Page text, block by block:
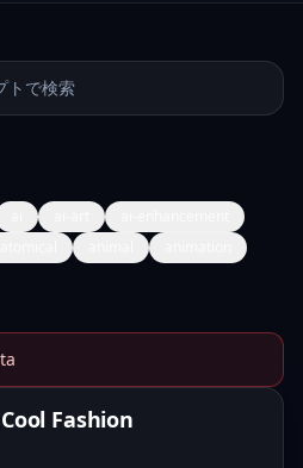
Image
Fashion